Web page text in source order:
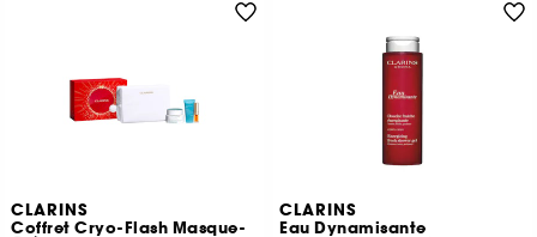
CLARINS
Coffret Cryo-Flash Masque-
CLARINS
Eau Dynamisante